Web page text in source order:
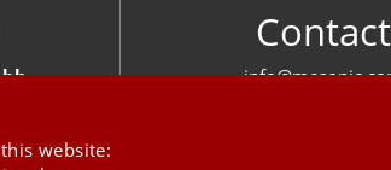
Contact
website: